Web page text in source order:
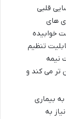
قلبی
های
خوابیده
تنظیم
نیمه
تر می کند و
بیماری
به